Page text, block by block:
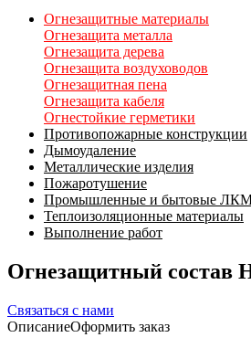
Огнезащитные материалы
Огнезащита металла
Огнезащита дерева
Огнезащита воздуховодов
Огнезащитная пена
Огнезащита кабеля
Огнестойкие герметики
Противопожарные конструкции
Дымоудаление
Металлические изделия
Пожаротушение
Промышленные и бытовые
Теплоизоляционные материалы
Выполнение работ
Огнезащитный состав
Связаться с нами
ОписаниеОформить заказ